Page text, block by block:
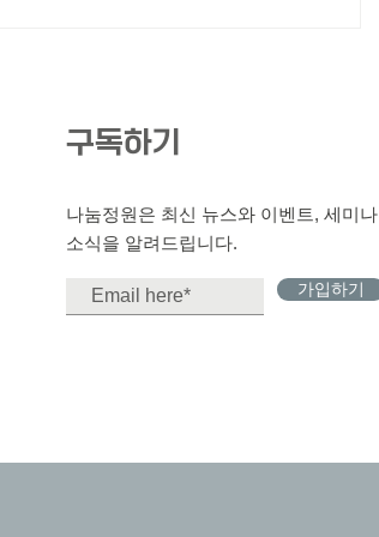
구독하기
​나눔정원은 최신 뉴스와 이벤트, 세미나
소식을 알려드립니다.
가입하기